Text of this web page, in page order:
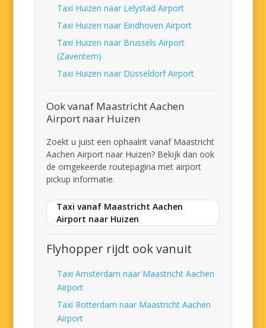
Taxi Huizen naar Lelystad Airport
Taxi Huizen naar Eindhoven Airport
Taxi Huizen naar Brussels Airport
(Zaventem)
Taxi Huizen naar Düsseldorf Airport
Ook vanaf Maastricht Aachen
Airport naar Huizen
Zoekt u juist een ophaalrit vanaf Maastricht
Aachen Airport naar Huizen? Bekijk dan ook
de omgekeerde routepagina met airport
pickup informatie.
Taxi vanaf Maastricht Aachen
Airport naar Huizen
Flyhopper rijdt ook vanuit
Taxi Amsterdam naar Maastricht Aachen
Airport
Taxi Rotterdam naar Maastricht Aachen
Airport